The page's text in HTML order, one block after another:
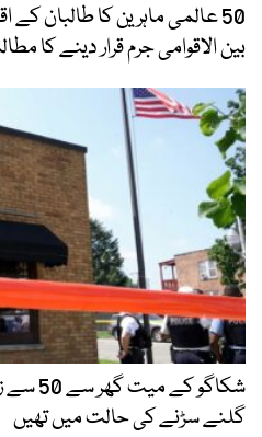
50 عالمی ماہرین کا طالبان کے
بین الاقوامی جرم قرار دینے کا
شکاگو
گلنے سڑنے کی حالت میں تھیں